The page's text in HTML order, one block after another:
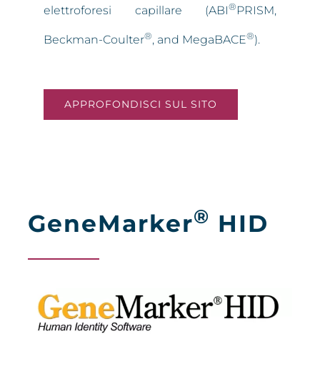
elettroforesi capillare (ABI®PRISM,
Beckman-Coulter®, and MegaBACE®).
APPROFONDISCI SUL SITO
GeneMarker® HID